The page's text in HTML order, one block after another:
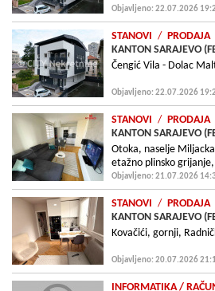
Objavljeno: 22.07.2026
STANOVI / PRODAJA
KANTON SARAJEVO
Čengić Vila - Dolac
Objavljeno: 22.07.2026
STANOVI / PRODAJA
KANTON SARAJEVO
Otoka, naselje
etažno plinsko
Objavljeno: 21.07.2026
STANOVI / PRODAJA
KANTON SARAJEVO
Kovačići, gornji,
Objavljeno: 20.07.2026
INFORMATIKA/